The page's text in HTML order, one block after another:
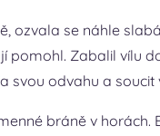
ozvala se náhle
pomohl. Zabalil vílu
svou odvahu a
bráně v horách.